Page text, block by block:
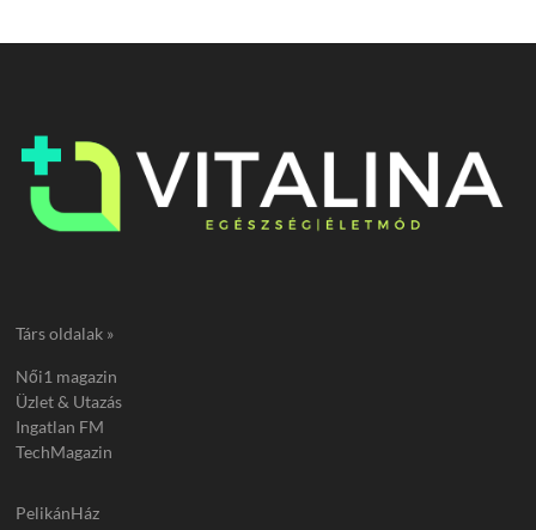
Társ oldalak »
Női1 magazin
Üzlet & Utazás
Ingatlan FM
TechMagazin
PelikánHáz